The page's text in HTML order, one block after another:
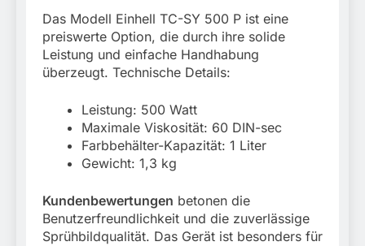
Das Modell Einhell TC-SY 500 P ist eine
preiswerte Option, die durch ihre solide
Leistung und einfache Handhabung
überzeugt. Technische Details:
Leistung: 500 Watt
Maximale Viskosität: 60 DIN-sec
Farbbehälter-Kapazität: 1 Liter
Gewicht: 1,3 kg
Kundenbewertungen betonen die
Benutzerfreundlichkeit und die zuverlässige
Sprühbildqualität. Das Gerät ist besonders für